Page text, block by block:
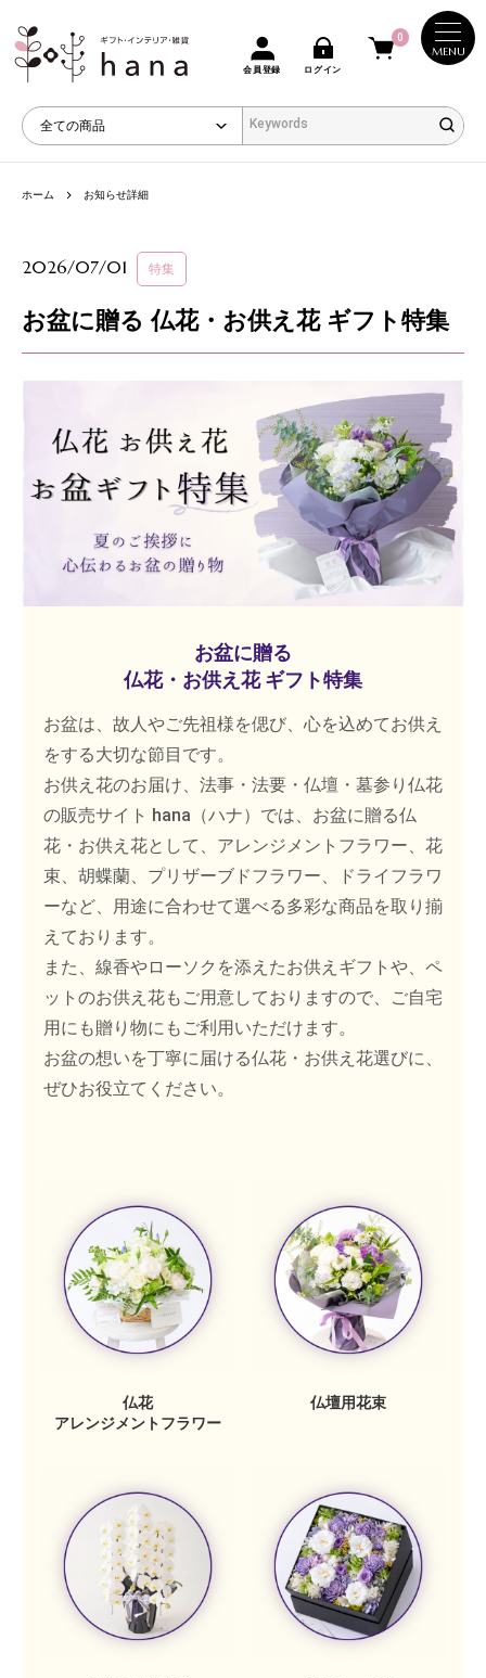
MENU
会員登録 ログイン
0
ホーム お知らせ詳細
2026/07/01 特集
お盆に贈る 仏花・お供え花 ギフト特集
お盆に贈る
仏花・お供え花 ギフト特集
お盆は、故人やご先祖様を偲び、心を込めてお供え
をする大切な節目です。
お供え花のお届け、法事・法要・仏壇・墓参り仏花
の販売サイト hana（ハナ）では、お盆に贈る仏
花・お供え花として、アレンジメントフラワー、花
束、胡蝶蘭、プリザーブドフラワー、ドライフラワ
ーなど、用途に合わせて選べる多彩な商品を取り揃
えております。
また、線香やローソクを添えたお供えギフトや、ペ
ットのお供え花もご用意しておりますので、ご自宅
用にも贈り物にもご利用いただけます。
お盆の想いを丁寧に届ける仏花・お供え花選びに、
ぜひお役立てください。
仏花
アレンジメントフラワー
仏壇用花束